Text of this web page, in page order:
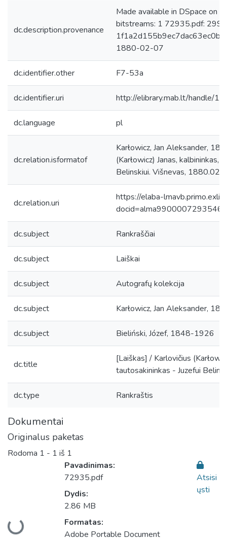
dc.description.provenance
Made available in DSpace on
bitstreams: 1 72935.pdf:
1880-02-07
dc.identifier.other F7-53a
dc.identifier.uri http://elibrary.mab.lt/handle/1/
dc.language pl
dc.relation.isformatof
Karłowicz, Jan Aleksander,
(Karłowicz) Janas, kalbininkas,
Belinskiui. Višnevas,
dc.relation.uri
https://elaba-
dc.subject Rankraščiai
dc.subject Laiškai
dc.subject Autografų kolekcija
dc.subject Karłowicz, Jan Aleksander,
dc.subject Bieliński, Józef, 1848-1926
dc.title
[Laiškas] / Karlovičius
tautosakininkas - Juzefui
dc.type Rankraštis
Dokumentai
Originalus paketas
Rodoma 1 - 1 iš 1
Įkeliama...
Pavadinimas:
72935.pdf
Dydis:
2.86 MB
Formatas:
Adobe Portable Document
Atsisi
ųsti